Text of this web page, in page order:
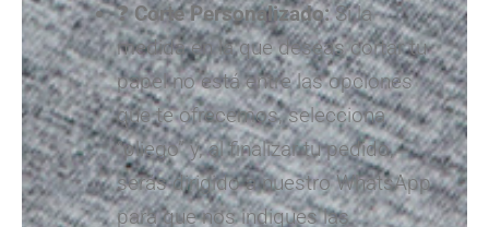
❓Corte Personalizado:Si la
medida en la que deseas cortar tu
papel no está entre las opciones
que te ofrecemos, selecciona
“pliego” y, al finalizar tu pedido,
serás dirigido a nuestro WhatsApp
para que nos indiques las